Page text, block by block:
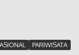
PARIWISATA